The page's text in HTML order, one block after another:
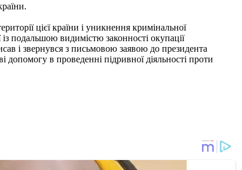
цієї країни і уникнення кримінальної
із подальшою видимістю законності окупації
і звернувся з письмовою заявою до президента
допомогу в проведенні підривної діяльності проти